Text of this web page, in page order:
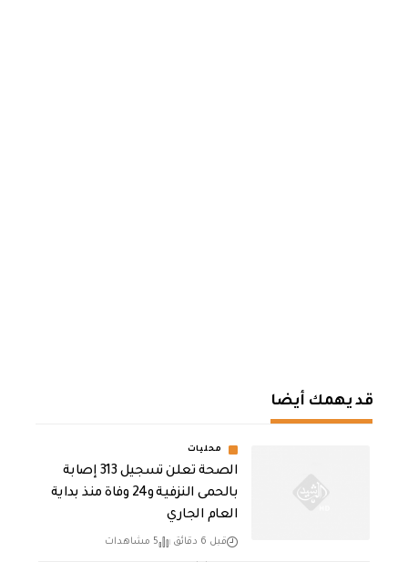
قد يهمك أيضا
محليات
الصحة تعلن تسجيل 313 إصابة
بالحمى النزفية و24 وفاة منذ بداية
العام الجاري
قبل 6 دقائق 5 مشاهدات